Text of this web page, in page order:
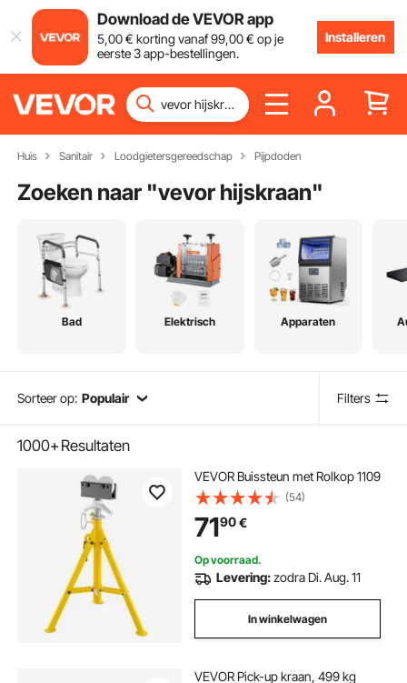
Download de VEVOR app
5,00€ korting vanaf99,00€ op je
eerste 3 app-bestellingen.
Installeren
Huis Sanitair Loodgietersgereedschap Pijpdoden
Zoeken naar "vevor hijskraan"
Bad Elektrisch Apparaten
Sorteer op: Populair Filters
1000+Resultaten
VEVOR Buissteun met Rolkop 1109
(54)
7190€
Op voorraad.
Levering:zodra Di. Aug. 11
In winkelwagen
VEVOR Pick-up kraan, 499 kg